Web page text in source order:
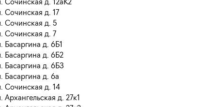
Сочинская д. 12аК2
Сочинская д. 17
Сочинская д. 5
Сочинская д. 7
Басаргина д. 6Б1
Басаргина д. 6Б2
Басаргина д. 6Б3
Басаргина д. 6а
Сочинская д. 14
Архангельская д. 27к1